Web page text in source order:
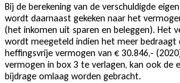
Bij de berekening van de verschuldigde
wordt daarnaast gekeken naar het
(het inkomen uit sparen en beleggen). Het
wordt meegeteld indien het meer bedraagt
heffingsvrije vermogen van € 30.846,-
vermogen in box 3 te verlagen, kan ook de
bijdrage omlaag worden gebracht.